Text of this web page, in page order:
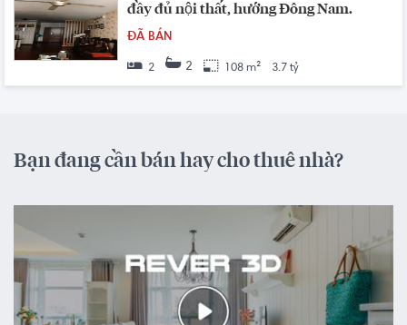
đầy đủ nội thất, hướng Đông Nam.
ĐÃ BÁN
2 2 108 m² 3.7 tỷ
Bạn đang cần bán hay cho thuê nhà?